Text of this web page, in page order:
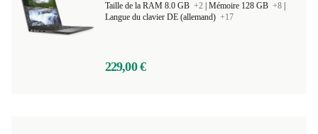
Taille de la RAM 8.0 GB +2 Mémoire 128 GB +8
Langue du clavier DE (allemand) +17
229,00 €